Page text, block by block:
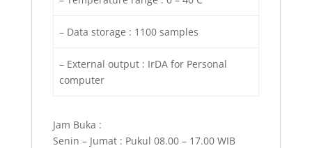
– Data storage : 1100 samples
– External output : IrDA for Personal
computer
Jam Buka :
Senin – Jumat : Pukul 08.00 – 17.00 WIB